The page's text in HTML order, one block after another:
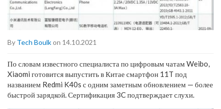
By Tech Boulkon 14.10.2021
По словам известного специалиста по цифровым чатам Weibo,
Xiaomi готовится выпустить в Китае смартфон 11T под
названием Redmi K40s с одним заметным обновлением — более
быстрой зарядкой. Сертификация 3C подтверждает слухи.